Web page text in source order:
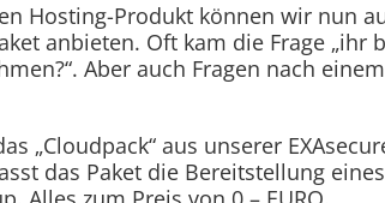
Hosting-Produkt können wir nun
anbieten. Oft kam die Frage
Aber auch Fragen nach
„Cloudpack“ aus unserer
das Paket die Bereitstellung